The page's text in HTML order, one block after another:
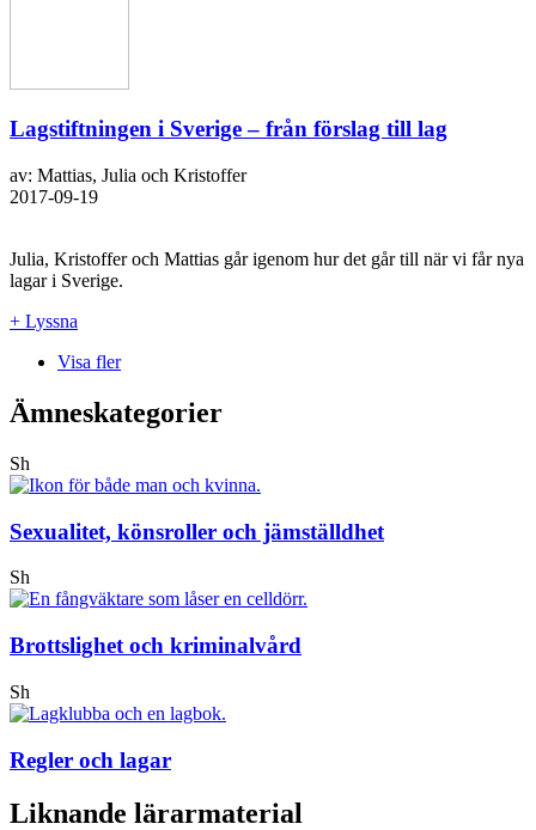
Lagstiftningen i Sverige – från förslag till lag
av: Mattias, Julia och Kristoffer
2017-09-19
Julia, Kristoffer och Mattias går igenom hur det går till när vi får nya
lagar i Sverige.
+ Lyssna
Visa fler
Ämneskategorier
Sh
Sexualitet, könsroller och jämställdhet
Sh
Brottslighet och kriminalvård
Sh
Regler och lagar
Liknande lärarmaterial